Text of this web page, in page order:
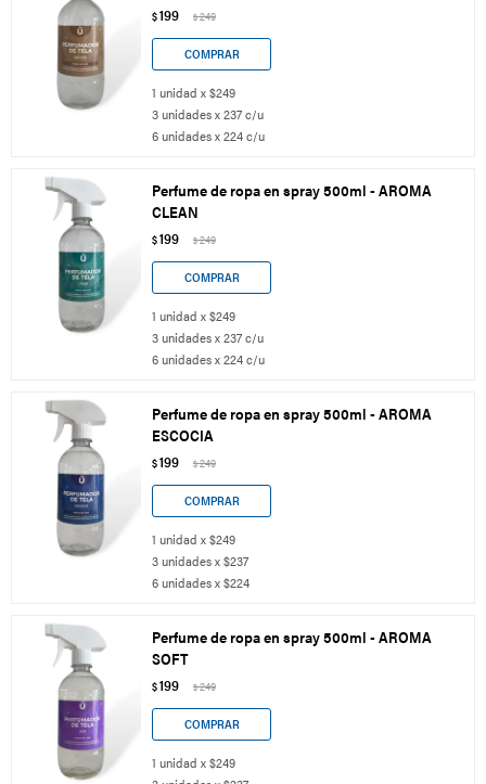
$199 $249
1 unidad x $249
3 unidades x 237 c/u
6 unidades x 224 c/u
Perfume de ropa en spray 500ml - AROMA
CLEAN
$199 $249
1 unidad x $249
3 unidades x 237 c/u
6 unidades x 224 c/u
Perfume de ropa en spray 500ml - AROMA
ESCOCIA
$199 $249
1 unidad x $249
3 unidades x $237
6 unidades x $224
Perfume de ropa en spray 500ml - AROMA
SOFT
$199 $249
1 unidad x $249